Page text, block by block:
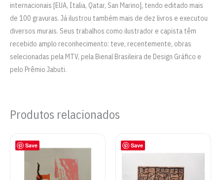
internacionais [EUA, Italia, Qatar, San Marino], tendo editado mais
de 100 gravuras. Já ilustrou também mais de dez livros e executou
diversos murais. Seus trabalhos como ilustrador e capista têm
recebido amplo reconhecimento: teve, recentemente, obras
selecionadas pela MTV, pela Bienal Brasileira de Design Gráfico e
pelo Prêmio Jabuti.
Produtos relacionados
Save Save